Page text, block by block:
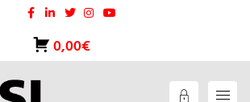
0,00€